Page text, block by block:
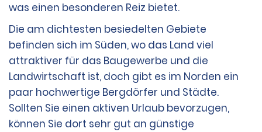
was einen besonderen Reiz bietet.
Die am dichtesten besiedelten Gebiete
befinden sich im Süden, wo das Land viel
attraktiver für das Baugewerbe und die
Landwirtschaft ist, doch gibt es im Norden ein
paar hochwertige Bergdörfer und Städte.
Sollten Sie einen aktiven Urlaub bevorzugen,
können Sie dort sehr gut an günstige